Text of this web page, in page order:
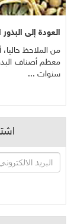
العودة إلى البذور
من الملاحظ
معظم أصناف البذور
سنوات ...